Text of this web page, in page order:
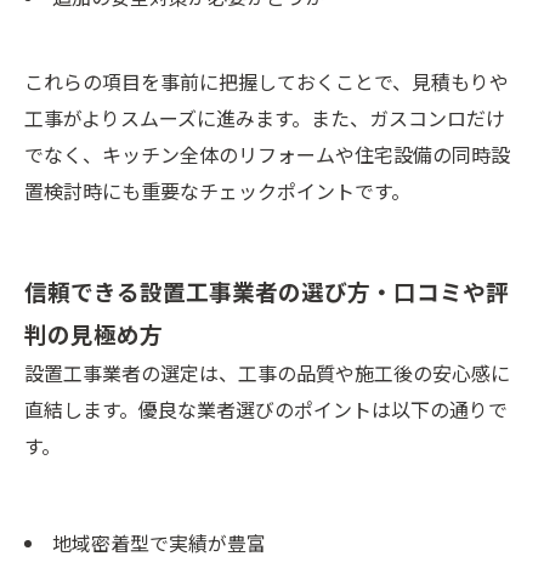
これらの項目を事前に把握しておくことで、見積もりや
工事がよりスムーズに進みます。また、ガスコンロだけ
でなく、キッチン全体のリフォームや住宅設備の同時設
置検討時にも重要なチェックポイントです。
信頼できる設置工事業者の選び方・口コミや評
判の見極め方
設置工事業者の選定は、工事の品質や施工後の安心感に
直結します。優良な業者選びのポイントは以下の通りで
す。
地域密着型で実績が豊富